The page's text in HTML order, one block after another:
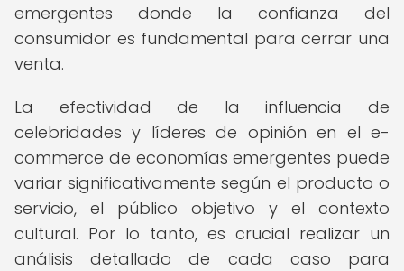
emergentes donde la confianza del
consumidor es fundamental para cerrar una
venta.
La efectividad de la influencia de
celebridades y líderes de opinión en el e-
commerce de economías emergentes puede
variar significativamente según el producto o
servicio, el público objetivo y el contexto
cultural. Por lo tanto, es crucial realizar un
análisis detallado de cada caso para